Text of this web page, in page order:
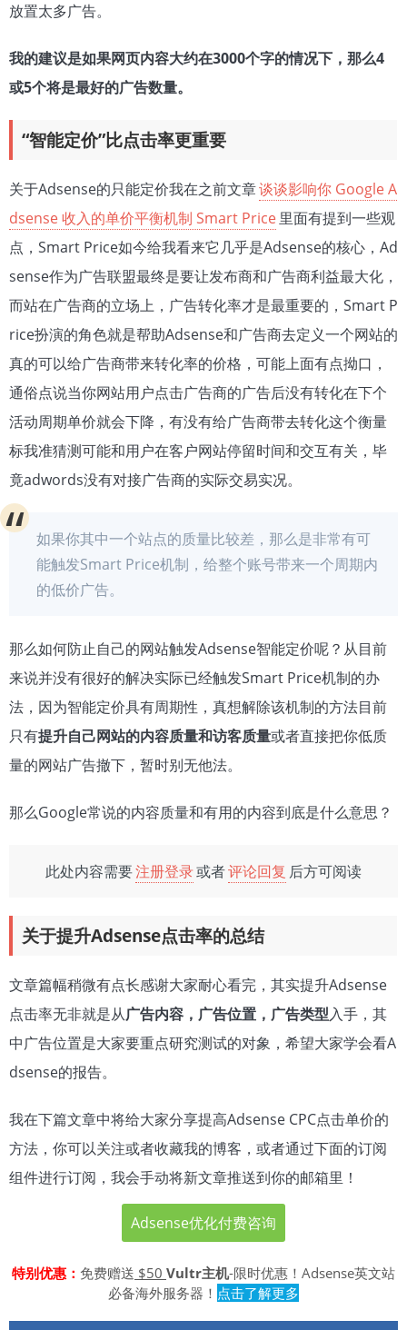
放置太多广告。
我的建议是如果网页内容大约在3000个字的情况下，那么4
或5个将是最好的广告数量。
“智能定价”比点击率更重要
关于Adsense的只能定价我在之前文章谈谈影响你 Google A
dsense 收入的单价平衡机制 Smart Price里面有提到一些观
点，Smart Price如今给我看来它几乎是Adsense的核心，Ad
sense作为广告联盟最终是要让发布商和广告商利益最大化，
而站在广告商的立场上，广告转化率才是最重要的，Smart P
rice扮演的角色就是帮助Adsense和广告商去定义一个网站的
真的可以给广告商带来转化率的价格，可能上面有点拗口，
通俗点说当你网站用户点击广告商的广告后没有转化在下个
活动周期单价就会下降，有没有给广告商带去转化这个衡量
标我准猜测可能和用户在客户网站停留时间和交互有关，毕
竟adwords没有对接广告商的实际交易实况。
如果你其中一个站点的质量比较差，那么是非常有可
能触发Smart Price机制，给整个账号带来一个周期内
的低价广告。
那么如何防止自己的网站触发Adsense智能定价呢？从目前
来说并没有很好的解决实际已经触发Smart Price机制的办
法，因为智能定价具有周期性，真想解除该机制的方法目前
只有提升自己网站的内容质量和访客质量或者直接把你低质
量的网站广告撤下，暂时别无他法。
那么Google常说的内容质量和有用的内容到底是什么意思？
此处内容需要注册登录或者评论回复 后方可阅读
关于提升Adsense点击率的总结
文章篇幅稍微有点长感谢大家耐心看完，其实提升Adsense
点击率无非就是从广告内容，广告位置，广告类型入手，其
中广告位置是大家要重点研究测试的对象，希望大家学会看A
dsense的报告。
我在下篇文章中将给大家分享提高Adsense CPC点击单价的
方法，你可以关注或者收藏我的博客，或者通过下面的订阅
组件进行订阅，我会手动将新文章推送到你的邮箱里！
Adsense优化付费咨询
特别优惠： 免费赠送 $50 Vultr主机-限时优惠！Adsense英文站
必备海外服务器！ 点击了解更多